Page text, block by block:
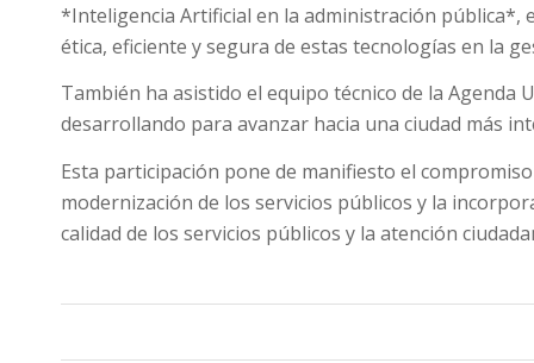
*Inteligencia Artificial en la administración pública*,
ética, eficiente y segura de estas tecnologías en la
También ha asistido el equipo técnico de la
desarrollando para avanzar hacia una ciudad más
Esta participación pone de manifiesto el
modernización de los servicios públicos y la
calidad de los servicios públicos y la atención